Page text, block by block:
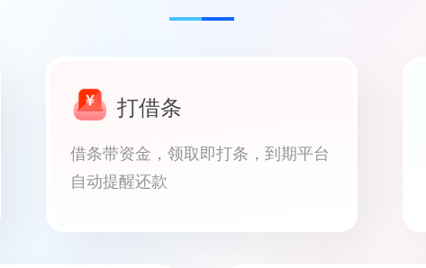
打借条
借条带资金，领取即打条，到期平台
自动提醒还款